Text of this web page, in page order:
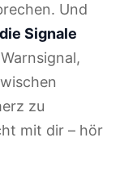
Und
Signale
zu
mit dir – hör